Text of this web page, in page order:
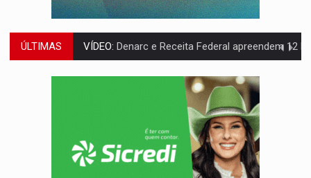
ÚLTIMAS OPERAÇÃO DA PC:Membros do CV são presos com armas e drogas após
ENTRADA GRATUITA:Espetáculo As Marias Somos Nós será
Três são presos após furto de motocicleta em frente
CELEBRAÇÃO:Cerejeiras completa 43 anos de emancipação com
SAÚDE:Anvisa desmente boato sobre presença de plástico ou